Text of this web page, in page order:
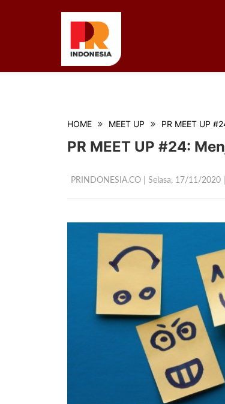
HOME MEET UP PR MEET UP
PR MEET UP #24:
PRINDONESIA.CO | Selasa, 17/11/2020 |